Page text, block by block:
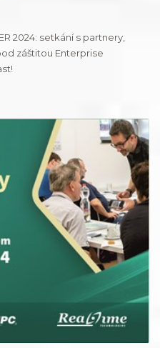
2024: setkání s partnery,
záštitou Enterprise